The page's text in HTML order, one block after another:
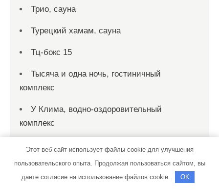
Трио, сауна
Турецкий хамам, сауна
Тц-бокс 15
Тысяча и одна ночь, гостиничный
комплекс
У Клима, водно-оздоровительный
комплекс
У Озера, гостевой дом
Фараон, сауна
Этот веб-сайт использует файлы cookie для улучшения
пользовательского опыта. Продолжая пользоваться сайтом, вы
даете согласие на использование файлов cookie.
OK